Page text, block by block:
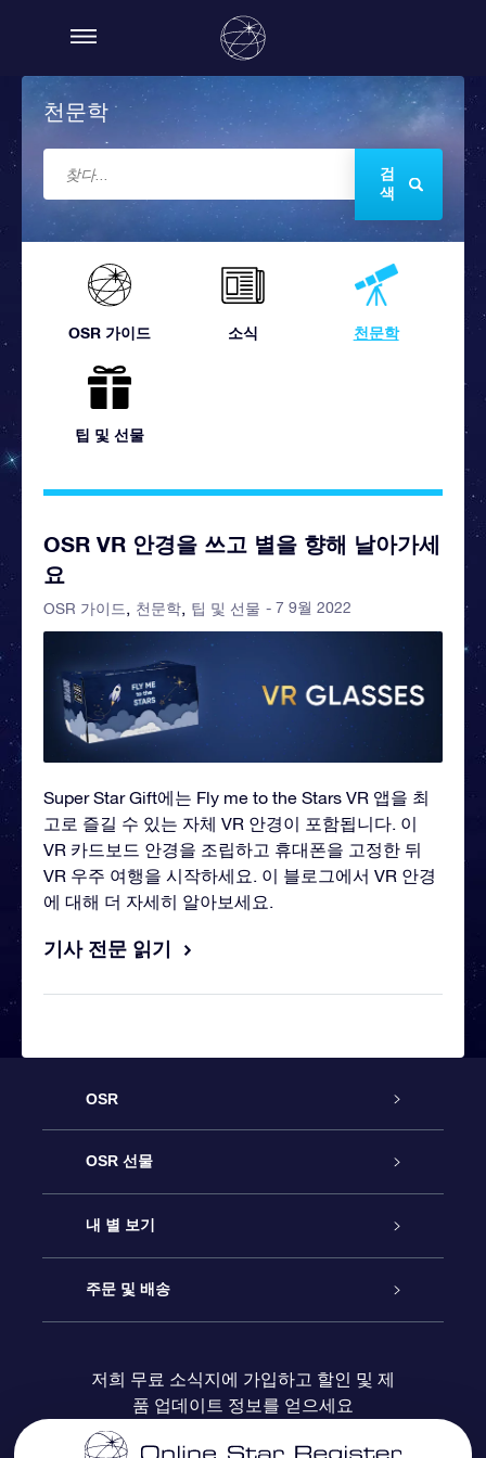
천문학
검
색
OSR 가이드 소식 천문학
팁 및 선물
OSR VR 안경을 쓰고 별을 향해 날아가세
요
OSR 가이드 천문학 팁 및 선물 - 7 9월 2022
Super Star Gift에는 Fly me to the Stars VR 앱을 최
고로 즐길 수 있는 자체 VR 안경이 포함됩니다. 이
VR 카드보드 안경을 조립하고 휴대폰을 고정한 뒤
VR 우주 여행을 시작하세요. 이 블로그에서 VR 안경
에 대해 더 자세히 알아보세요.
기사 전문 읽기
OSR
고객 서비스
연락처
블로그
OSR 선물
온라인 별 선물
OSR 선물 팩
OSR 상품권
내 별 보기
Star Register
맞춤 별 페이지
주문 및 배송
결제 정보
저희 무료 소식지에 가입하고 할인 및 제
품 업데이트 정보를 얻으세요